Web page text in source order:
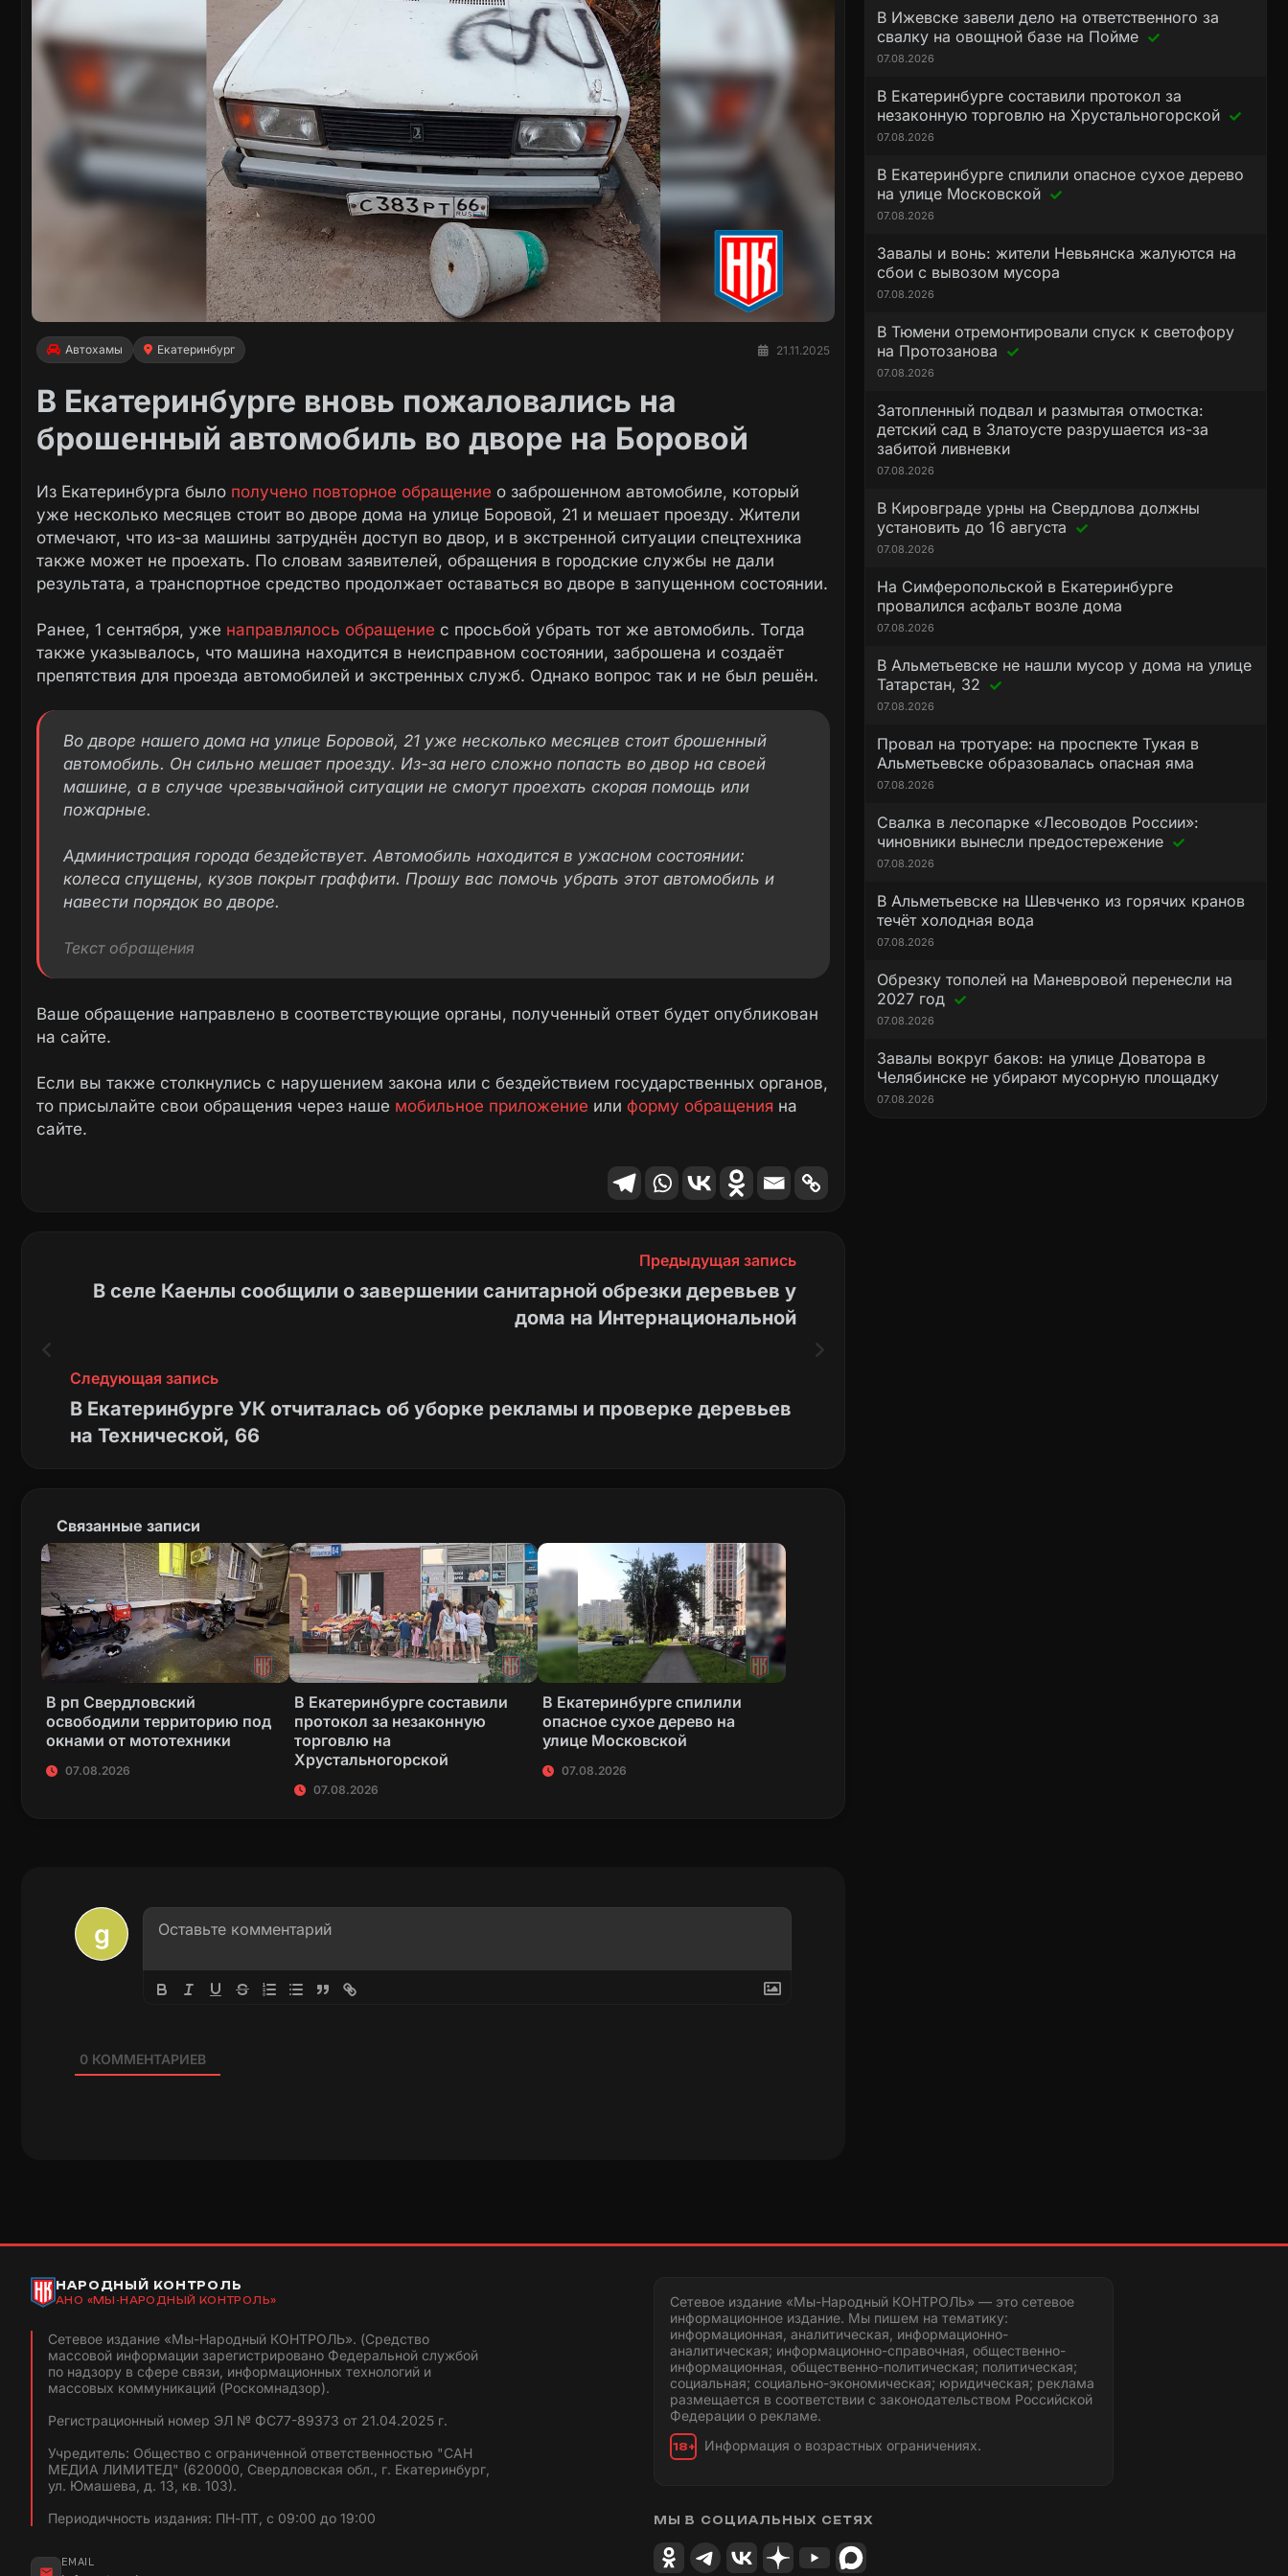
Автохамы Екатеринбург 21.11.2025
В Екатеринбурге вновь пожаловались на
брошенный автомобиль во дворе на Боровой
Из Екатеринбурга было получено повторное обращение о заброшенном автомобиле, который
уже несколько месяцев стоит во дворе дома на улице Боровой, 21 и мешает проезду. Жители
отмечают, что из-за машины затруднён доступ во двор, и в экстренной ситуации спецтехника
также может не проехать. По словам заявителей, обращения в городские службы не дали
результата, а транспортное средство продолжает оставаться во дворе в запущенном состоянии.
Ранее, 1 сентября, уже направлялось обращение с просьбой убрать тот же автомобиль. Тогда
также указывалось, что машина находится в неисправном состоянии, заброшена и создаёт
препятствия для проезда автомобилей и экстренных служб. Однако вопрос так и не был решён.
Во дворе нашего дома на улице Боровой, 21 уже несколько месяцев стоит брошенный
автомобиль. Он сильно мешает проезду. Из-за него сложно попасть во двор на своей
машине, а в случае чрезвычайной ситуации не смогут проехать скорая помощь или
пожарные.
Администрация города бездействует. Автомобиль находится в ужасном состоянии:
колеса спущены, кузов покрыт граффити. Прошу вас помочь убрать этот автомобиль и
навести порядок во дворе.
Текст обращения
Ваше обращение направлено в соответствующие органы, полученный ответ будет опубликован
на сайте.
Если вы также столкнулись с нарушением закона или с бездействием государственных органов,
то присылайте свои обращения через наше мобильное приложение или форму обращения на
сайте.
Предыдущая запись
В селе Каенлы сообщили о завершении санитарной обрезки деревьев у
дома на Интернациональной
Следующая запись
В Екатеринбурге УК отчиталась об уборке рекламы и проверке деревьев
на Технической, 66
Связанные записи
В рп Свердловский
освободили территорию под
окнами от мототехники
07.08.2026
В Екатеринбурге составили
протокол за незаконную
торговлю на
Хрустальногорской
07.08.2026
В Екатеринбурге спилили
опасное сухое дерево на
улице Московской
07.08.2026
0КОММЕНТАРИЕВ
В Ижевске завели дело на ответственного за
свалку на овощной базе на Пойме
07.08.2026
В Екатеринбурге составили протокол за
незаконную торговлю на Хрустальногорской
07.08.2026
В Екатеринбурге спилили опасное сухое дерево
на улице Московской
07.08.2026
Завалы и вонь: жители Невьянска жалуются на
сбои с вывозом мусора
07.08.2026
В Тюмени отремонтировали спуск к светофору
на Протозанова
07.08.2026
Затопленный подвал и размытая отмостка:
детский сад в Златоусте разрушается из-за
забитой ливневки
07.08.2026
В Кировграде урны на Свердлова должны
установить до 16 августа
07.08.2026
На Симферопольской в Екатеринбурге
провалился асфальт возле дома
07.08.2026
В Альметьевске не нашли мусор у дома на улице
Татарстан, 32
07.08.2026
Провал на тротуаре: на проспекте Тукая в
Альметьевске образовалась опасная яма
07.08.2026
Свалка в лесопарке «Лесоводов России»:
чиновники вынесли предостережение
07.08.2026
В Альметьевске на Шевченко из горячих кранов
течёт холодная вода
07.08.2026
Обрезку тополей на Маневровой перенесли на
2027 год
07.08.2026
Завалы вокруг баков: на улице Доватора в
Челябинске не убирают мусорную площадку
07.08.2026
НАРОДНЫЙ КОНТРОЛЬ
АНО «МЫ-НАРОДНЫЙ КОНТРОЛЬ»
Сетевое издание «Мы-Народный КОНТРОЛЬ». (Средство
массовой информации зарегистрировано Федеральной службой
по надзору в сфере связи, информационных технологий и
массовых коммуникаций (Роскомнадзор).
Регистрационный номер ЭЛ № ФС77-89373 от 21.04.2025 г.
Учредитель: Общество с ограниченной ответственностью "САН
МЕДИА ЛИМИТЕД" (620000, Свердловская обл., г. Екатеринбург,
ул. Юмашева, д. 13, кв. 103).
Периодичность издания: ПН-ПТ, с 09:00 до 19:00
EMAIL
Сетевое издание «Мы-Народный КОНТРОЛЬ» — это сетевое
информационное издание. Мы пишем на тематику:
информационная, аналитическая, информационно-
аналитическая; информационно-справочная, общественно-
информационная, общественно-политическая; политическая;
социальная; социально-экономическая; юридическая; реклама
размещается в соответствии с законодательством Российской
Федерации о рекламе.
18+ Информация о возрастных ограничениях.
МЫ В СОЦИАЛЬНЫХ СЕТЯХ